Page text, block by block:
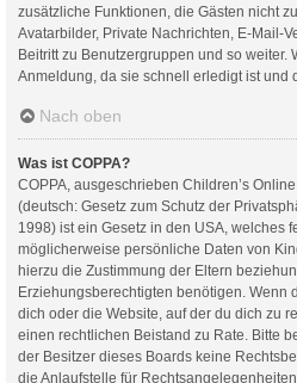
zusätzliche Funktionen, die Gästen nicht
Avatarbilder, Private Nachrichten, E-Mail-
Beitritt zu Benutzergruppen und so weiter.
Anmeldung, da sie schnell erledigt ist und
Nach oben
Was ist COPPA?
COPPA, ausgeschrieben Children’s
(deutsch: Gesetz zum Schutz der
1998) ist ein Gesetz in den USA, welches
möglicherweise persönliche Daten von
hierzu die Zustimmung der Eltern
Erziehungsberechtigten benötigen. Wenn
dich oder die Website, auf der du dich zu
einen rechtlichen Beistand zu Rate. Bitte
der Besitzer dieses Boards keine
die Anlaufstelle für